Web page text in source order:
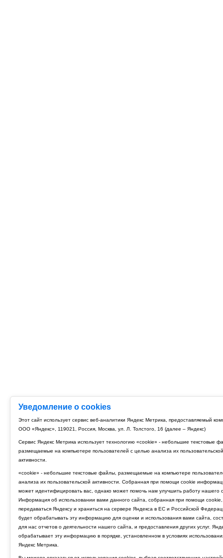
Уведомление о cookies
Этот сайт использует сервис веб-аналитики Яндекс Метрика, предоставляемый
ООО «Яндекс», 119021, Россия, Москва, ул. Л. Толстого, 16 (далее – Яндекс)
Сервис Яндекс Метрика использует технологию «cookie» - небольшие текстовые
размещаемые на компьютере пользователей с целью анализа их пользовательской
активности.
«cookie» - небольшие текстовые файлы, размещаемые на компьютере
анализа их пользовательской активности. Собранная при помощи cookie
может идентифицировать вас, однако может помочь нам улучшить работу нашего
Информация об использовании вами данного сайта, собранная при помощи cookie,
передаваться Яндексу и храниться на сервере Яндекса в ЕС и Российской
будет обрабатывать эту информацию для оценки и использования вами сайта,
для нас отчетов о деятельности нашего сайта, и предоставления других услуг.
обрабатывает эту информацию в порядке, установленном в условиях
Яндекс Метрика.